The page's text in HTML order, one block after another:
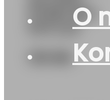
O
PT565 96V
PETLAS
133